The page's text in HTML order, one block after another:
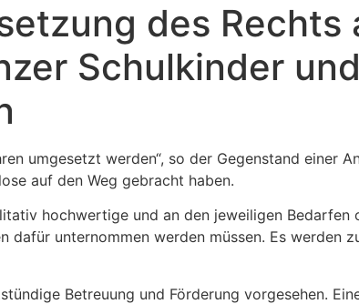
des Rechts
Schulkinder
umgesetzt werden“, so der Gegenstand einer
auf den Weg gebracht haben.
hochwertige und an den jeweiligen Bedarfen
dafür unternommen werden müssen. Es werden
Betreuung und Förderung vorgesehen.